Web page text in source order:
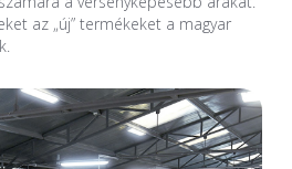
az „új” termékeket a magyar